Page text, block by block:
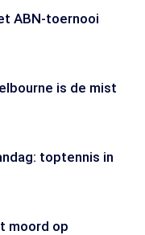
ABN-toernooi
is de mist
toptennis in
moord op